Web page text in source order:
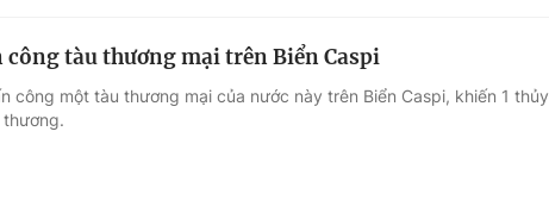
tàu thương mại trên Biển Caspi
công một tàu thương mại của nước này trên Biển Caspi, khiến 1 thủy